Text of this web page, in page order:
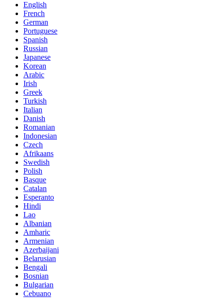
English
French
German
Portuguese
Spanish
Russian
Japanese
Korean
Arabic
Irish
Greek
Turkish
Italian
Danish
Romanian
Indonesian
Czech
Afrikaans
Swedish
Polish
Basque
Catalan
Esperanto
Hindi
Lao
Albanian
Amharic
Armenian
Azerbaijani
Belarusian
Bengali
Bosnian
Bulgarian
Cebuano